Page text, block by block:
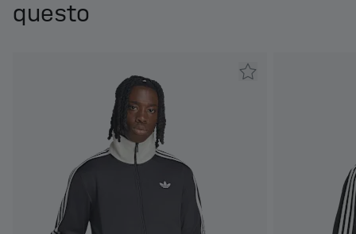
questo